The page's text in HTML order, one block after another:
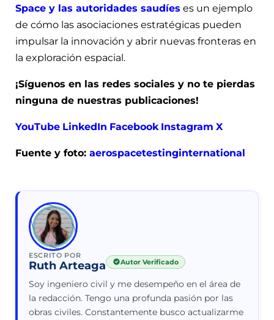
Space y las autoridades saudíes es un ejemplo
de cómo las asociaciones estratégicas pueden
impulsar la innovación y abrir nuevas fronteras en
la exploración espacial.
¡Síguenos en las redes sociales y no te pierdas
ninguna de nuestras publicaciones!
YouTube LinkedIn Facebook Instagram X
Fuente y foto: aerospacetestinginternational
ESCRITO POR
Ruth Arteaga Autor Verificado
Soy ingeniero civil y me desempeño en el área de
la redacción. Tengo una profunda pasión por las
obras civiles. Constantemente busco actualizarme